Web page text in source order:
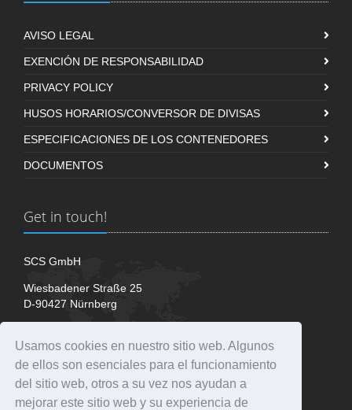
Usamos cookies en nuestro sitio web. Algunos
de ellos son esenciales para el funcionamiento
del sitio web, otros a su vez nos ayudan a
mejorar este sitio web y su experiencia de
AVISO LEGAL
EXENCIÓN DE RESPONSABILIDAD
PRIVACY POLICY
HUSOS HORARIOS/CONVERSOR DE DIVISAS
ESPECIFICACIONES DE LOS CONTENEDORES
DOCUMENTOS
Get in touch!
SCS GmbH
Wiesbadener Straße 25
D-90427 Nürnberg
+49 (911) 32 234 - 51
+49 (911) 32 234 - 52
info@scs-nue.com